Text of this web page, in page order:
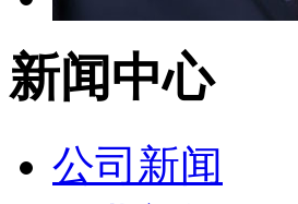
新闻中心
公司新闻